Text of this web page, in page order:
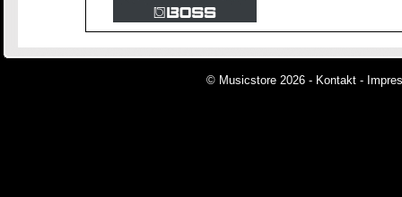
© Musicstore 2026 - Kontakt -